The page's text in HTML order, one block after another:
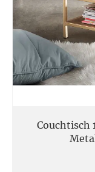
Couchtisch